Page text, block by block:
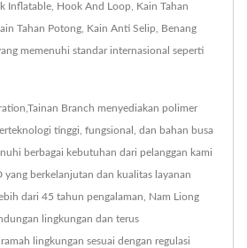
Inflatable, Hook And Loop, Kain Tahan
Tahan Potong, Kain Anti Selip, Benang
memenuhi standar internasional seperti
Branch menyediakan polimer
tinggi, fungsional, dan bahan busa
berbagai kebutuhan dari pelanggan kami
yang berkelanjutan dan kualitas layanan
dari 45 tahun pengalaman, Nam Liong
lingkungan dan terus
lingkungan sesuai dengan regulasi